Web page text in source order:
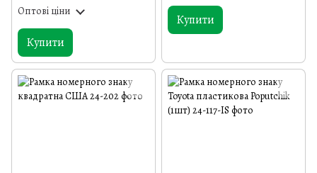
Оптові ціни
Купити
Купити